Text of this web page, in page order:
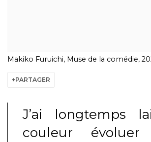
Makiko Furuichi, Muse de la comédie,
PARTAGER
J’ai longtemps
couleur évoluer